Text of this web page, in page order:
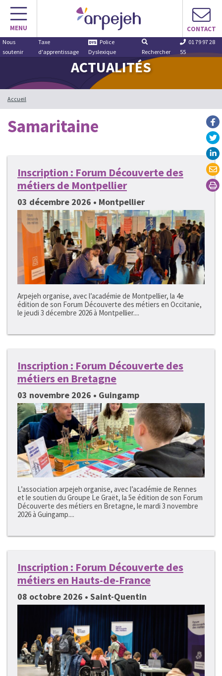
Aller
contenu
MENU CONTACT
Nous
soutenir
Taxe
d'apprentissage
Police
Dyslexique
Rechercher
01 79 97 28
55
ACTUALITÉS
Accueil
Samaritaine
Inscription : Forum Découverte des
métiers de Montpellier
03 décembre 2026 • Montpellier
Arpejeh organise, avec l’académie de Montpellier, la 4e
édition de son Forum Découverte des métiers en Occitanie,
le jeudi 3 décembre 2026 à Montpellier....
Inscription : Forum Découverte des
métiers en Bretagne
03 novembre 2026 • Guingamp
L’association arpejeh organise, avec l’académie de Rennes
et le soutien du Groupe Le Graët, la 5e édition de son Forum
Découverte des métiers en Bretagne, le mardi 3 novembre
2026 à Guingamp....
Inscription : Forum Découverte des
métiers en Hauts-de-France
08 octobre 2026 • Saint-Quentin